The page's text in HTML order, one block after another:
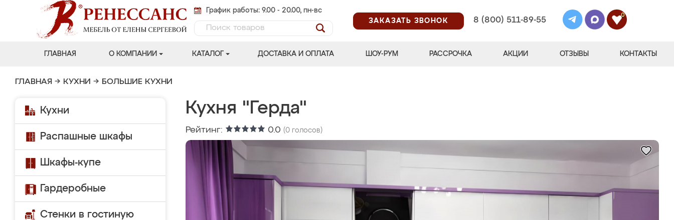
График работы: 9.00 - 20.00, пн-вс
ЗАКАЗАТЬ ЗВОНОК
8 (800) 511-89-55
0
ГЛАВНАЯ О КОМПАНИИ КАТАЛОГ ДОСТАВКА И ОПЛАТА ШОУ-РУМ РАССРОЧКА АКЦИИ ОТЗЫВЫ КОНТАКТЫ
ГЛАВНАЯ → КУХНИ → БОЛЬШИЕ КУХНИ
Кухни
Распашные шкафы
Шкафы-купе
Гардеробные
Стенки в гостиную
Кухня "Герда"
Рейтинг: 0.0 (0 голосов)